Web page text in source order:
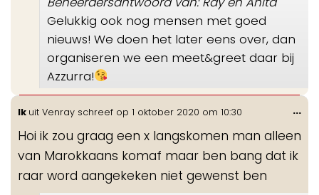
Gelukkig ook nog mensen met goed
nieuws! We doen het later eens over, dan
organiseren we een meet&greet daar bij
Azzurra!
Ik uit Venray schreef op 1 oktober 2020 om 10:30
Hoi ik zou graag een x langskomen man alleen
van Marokkaans komaf maar ben bang dat ik
raar word aangekeken niet gewenst ben
...